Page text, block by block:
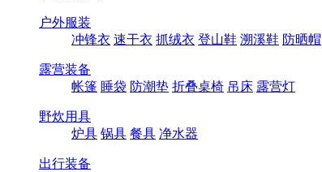
户外服装
冲锋衣 速干衣 抓绒衣 登山鞋 溯溪鞋 防晒帽
露营装备
帐篷 睡袋 防潮垫 折叠桌椅 吊床 露营灯
野炊用具
炉具 锅具 餐具 净水器
出行装备